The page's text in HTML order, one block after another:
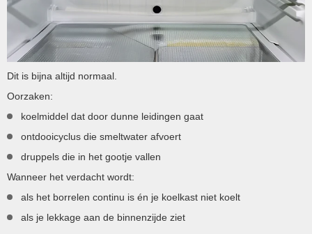
Dit is bijna altijd normaal.
Oorzaken:
koelmiddel dat door dunne leidingen gaat
ontdooicyclus die smeltwater afvoert
druppels die in het gootje vallen
Wanneer het verdacht wordt:
als het borrelen continu is én je koelkast niet koelt
als je lekkage aan de binnenzijde ziet